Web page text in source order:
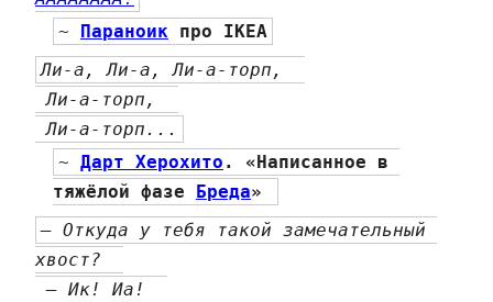
~ Параноик про IKEA
Ли-а, Ли-а, Ли-а-торп,
Ли-а-торп,
Ли-а-торп...
~ Дарт Херохито . «Написанное в
тяжёлой фазе
Бреда»
— Откуда у тебя такой замечательный
хвост?
— Ик! Иа!